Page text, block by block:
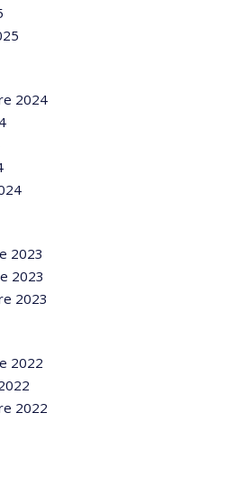
2024
2023
2023
2023
2022
2022